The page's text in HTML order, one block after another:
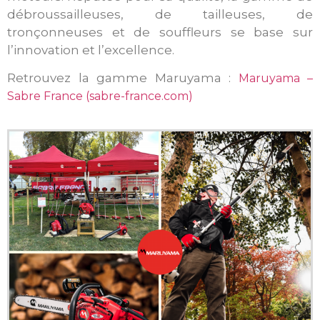
débroussailleuses, de tailleuses, de
tronçonneuses et de souffleurs se base sur
l’innovation et l’excellence.
Retrouvez la gamme Maruyama :
Maruyama –
Sabre France (sabre-france.com)